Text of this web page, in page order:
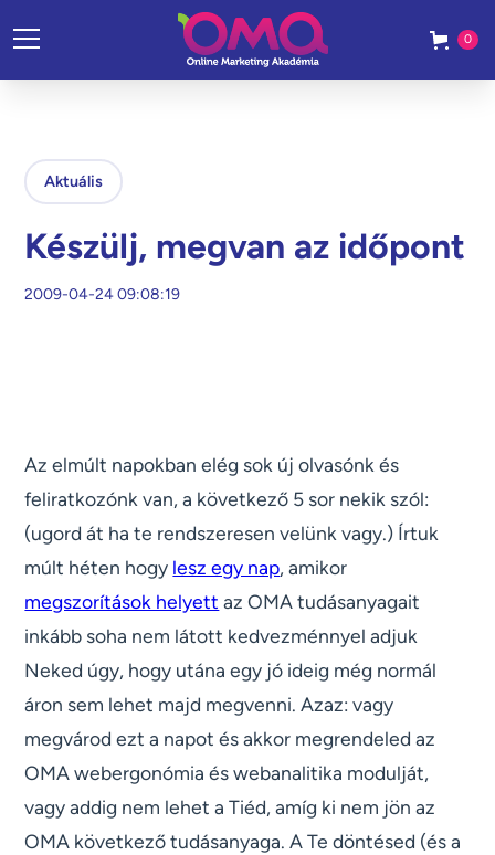
0
Aktuális
Készülj, megvan az időpont
2009-04-24 09:08:19
Az elmúlt napokban elég sok új olvasónk és
feliratkozónk van, a következő 5 sor nekik szól:
(ugord át ha te rendszeresen velünk vagy.) Írtuk
múlt héten hogy lesz egy nap, amikor
megszorítások helyett az OMA tudásanyagait
inkább soha nem látott kedvezménnyel adjuk
Neked úgy, hogy utána egy jó ideig még normál
áron sem lehet majd megvenni. Azaz: vagy
megvárod ezt a napot és akkor megrendeled az
OMA webergonómia és webanalitika modulját,
vagy addig nem lehet a Tiéd, amíg ki nem jön az
OMA következő tudásanyaga. A Te döntésed (és a